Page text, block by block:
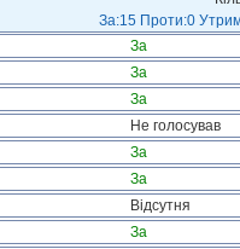
За:15 Проти:0
За
За
За
Не голосував
За
За
Відсутня
За